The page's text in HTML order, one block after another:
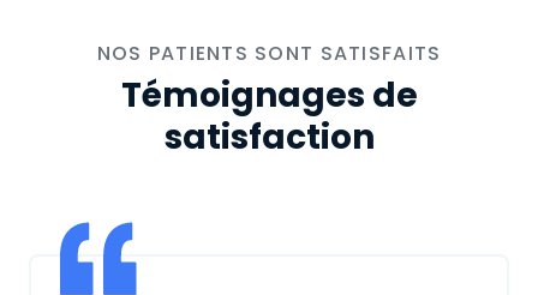
NOS PATIENTS SONT SATISFAITS
Témoignages de
satisfaction